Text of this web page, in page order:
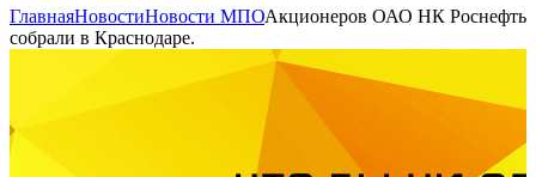
ГлавнаяНовостиНовости МПОАкционеров ОАО НК Роснефть
собрали в Краснодаре.